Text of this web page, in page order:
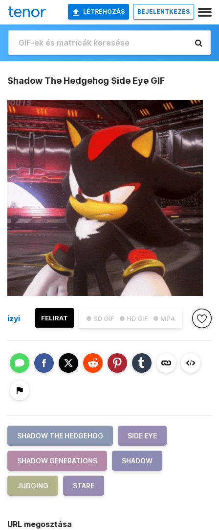
LÉTREHOZÁS BEJELENTKEZÉS
Shadow The Hedgehog Side Eye GIF
● SD GIF ● HD GIF ● MP4
FELIRAT
izyi
SHADOW THE HEDGEHOG SIDE EYE
SHADOW GENERATIONS SHADOW
JUDGING STARE
URL megosztása